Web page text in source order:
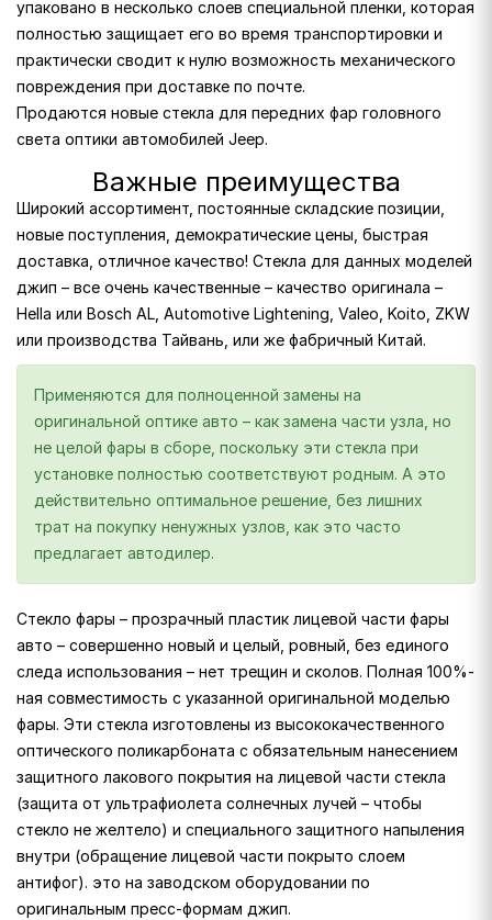
упаковано в несколько слоев специальной пленки, которая
полностью защищает его во время транспортировки и
практически сводит к нулю возможность механического
повреждения при доставке по почте.
Продаются новые стекла для передних фар головного
света оптики автомобилей Jeep.
Важные преимущества
Широкий ассортимент, постоянные складские позиции,
новые поступления, демократические цены, быстрая
доставка, отличное качество! Стекла для данных моделей
джип – все очень качественные – качество оригинала –
Hella или Bosch AL, Automotive Lightening, Valeo, Koito, ZKW
или производства Тайвань, или же фабричный Китай.
Применяются для полноценной замены на
оригинальной оптике авто – как замена части узла, но
не целой фары в сборе, поскольку эти стекла при
установке полностью соответствуют родным. А это
действительно оптимальное решение, без лишних
трат на покупку ненужных узлов, как это часто
предлагает автодилер.
Стекло фары – прозрачный пластик лицевой части фары
авто – совершенно новый и целый, ровный, без единого
следа использования – нет трещин и сколов. Полная 100%-
ная совместимость с указанной оригинальной моделью
фары. Эти стекла изготовлены из высококачественного
оптического поликарбоната с обязательным нанесением
защитного лакового покрытия на лицевой части стекла
(защита от ультрафиолета солнечных лучей – чтобы
стекло не желтело) и специального защитного напыления
внутри (обращение лицевой части покрыто слоем
антифог). это на заводском оборудовании по
оригинальным пресс-формам джип.